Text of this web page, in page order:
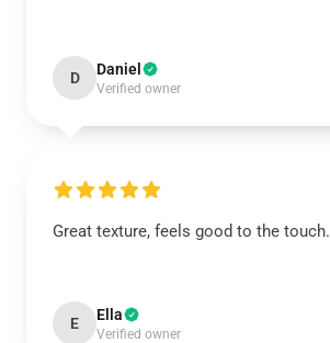
D Daniel
Verified owner
Great texture, feels good to the touch.
E Ella
Verified owner